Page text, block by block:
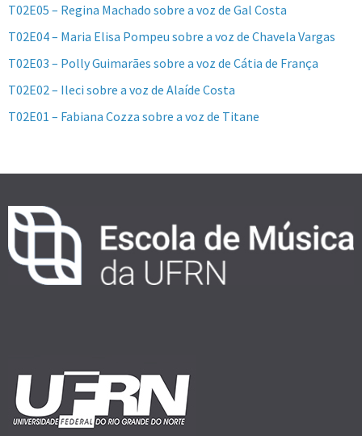
T02E05 – Regina Machado sobre a voz de Gal Costa
T02E04 – Maria Elisa Pompeu sobre a voz de Chavela Vargas
T02E03 – Polly Guimarães sobre a voz de Cátia de França
T02E02 – Ileci sobre a voz de Alaíde Costa
T02E01 – Fabiana Cozza sobre a voz de Titane